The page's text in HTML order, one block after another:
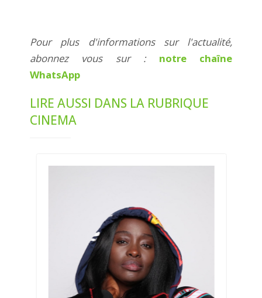
Pour plus d'informations sur l'actualité,
abonnez vous sur : notre chaîne
WhatsApp
LIRE AUSSI DANS LA RUBRIQUE
CINEMA